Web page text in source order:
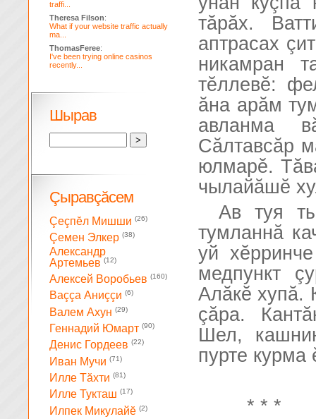
тăрăх.
аптрасах
никамран
тĕллевĕ:
ăна арăм
авланма
Сăлтавсăр
юлмарĕ.
чылайăшĕ
Ав туя
тумланнă
уй
медпункт
Алăкĕ хупă.
çăра.
Шел,
пурте
* * *
traffi...
Theresa Filson:
What if your website traffic actually
ma...
ThomasFeree:
I've been trying online casinos
recently...
Шырав
Çыравçăсем
Çеçпĕл Мишши (26)
Çемен Элкер (38)
Александр
Артемьев (12)
Алексей Воробьев (160)
Ваççа Аниççи (6)
Валем Ахун (29)
Геннадий Юмарт (90)
Денис Гордеев (22)
Иван Мучи (71)
Илле Тăхти (81)
Илле Тукташ (17)
Илпек Микулайĕ (2)